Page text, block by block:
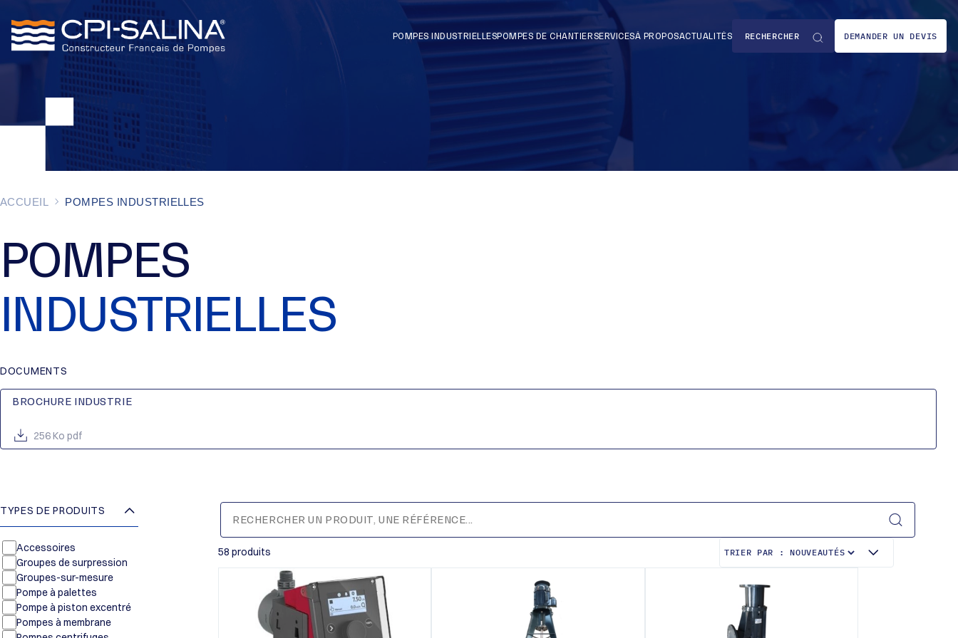
POMPES INDUSTRIELLESPOMPES DE CHANTIERSERVICESÀ PROPOSACTUALITÉS DEMANDER UN DEVIS
ACCUEIL POMPES INDUSTRIELLES
POMPES
INDUSTRIELLES
DOCUMENTS
BROCHURE INDUSTRIE
256 Ko pdf
TYPES DE PRODUITS
Accessoires
Groupes de surpression
Groupes-sur-mesure
Pompe à palettes
Pompe à piston excentré
Pompes à membrane
58 produits